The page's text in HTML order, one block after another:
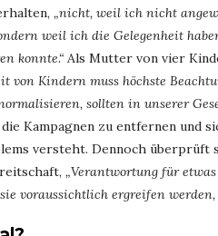
„nicht, weil ich nicht
weil ich die Gelegenheit
konnte.“ Als Mutter von vier
von Kindern muss höchste
sollten in unserer
Kampagnen zu entfernen und
versteht. Dennoch
„Verantwortung für
voraussichtlich ergreifen werden,